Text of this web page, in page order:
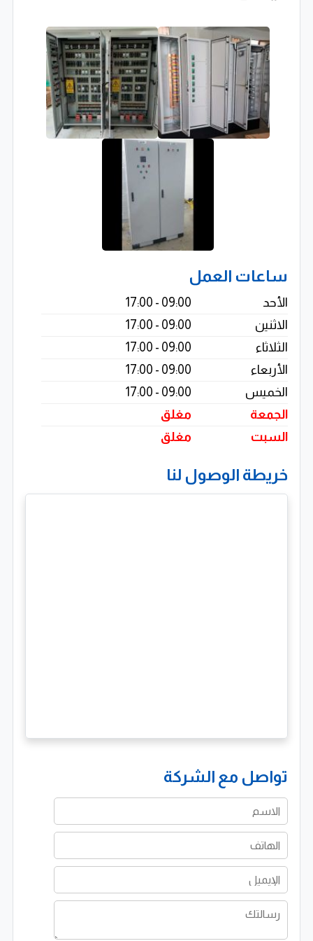
✔ تصنيع لوحات كهربائية بجودة عالية ووقت قياسي
✔ خبرة في لوحات التبريد وحوامل الكابلات
✔ منتجات موثوقة ومكونات أصلية
✔ دعم فني واستشارات هندسية متخصصة
ساعات العمل
الأحد
09:00 - 17:00
الاثنين
09:00 - 17:00
الثلاثاء
09:00 - 17:00
الأربعاء
09:00 - 17:00
الخميس
09:00 - 17:00
الجمعة
مغلق
السبت
مغلق
خريطة الوصول لنا
تواصل مع الشركة